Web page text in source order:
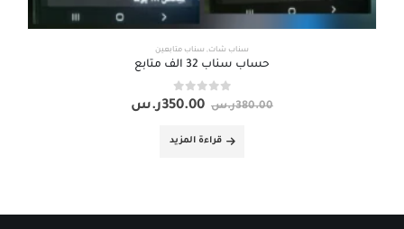
سناب شات , سناب متابعين
حساب سناب 32 الف متابع
380.00ر.س 350.00ر.س
قراءة المزيد